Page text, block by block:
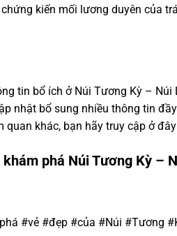
kiến mối lương duyên của
tin bổ ích ở Núi Tương Kỳ –
nhật bổ sung nhiều thông tin
khác, bạn hãy truy cập ở
phá Núi Tương Kỳ –
#vẻ #đẹp #của #Núi #Tương